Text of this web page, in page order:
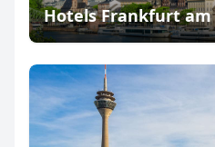
Hotels Frankfurt